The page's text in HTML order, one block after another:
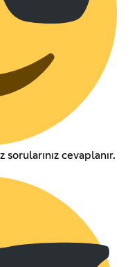
cevaplanır.